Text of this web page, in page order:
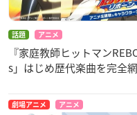
話題 アニメ
『家庭教師ヒットマン
s」はじめ歴代楽曲を完全
劇場アニメ アニメ